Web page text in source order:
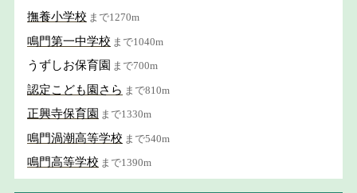
撫養小学校 まで1270m
鳴門第一中学校 まで1040m
うずしお保育園 まで700m
認定こども園さら まで810m
正興寺保育園 まで1330m
鳴門渦潮高等学校 まで540m
鳴門高等学校 まで1390m